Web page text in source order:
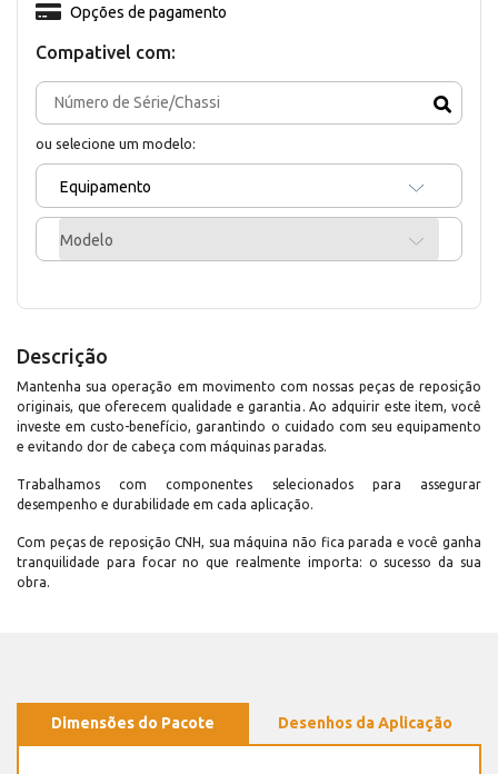
Compativel com:
ou selecione um modelo:
Equipamento
Modelo
Opções de pagamento
Descrição
Mantenha sua operação em movimento com nossas peças de reposição
originais, que oferecem qualidade e garantia. Ao adquirir este item, você
investe em custo-benefício, garantindo o cuidado com seu equipamento
e evitando dor de cabeça com máquinas paradas.
Trabalhamos com componentes selecionados para assegurar
desempenho e durabilidade em cada aplicação.
Com peças de reposição CNH, sua máquina não fica parada e você ganha
tranquilidade para focar no que realmente importa: o sucesso da sua
obra.
Dimensões do Pacote Desenhos da Aplicação